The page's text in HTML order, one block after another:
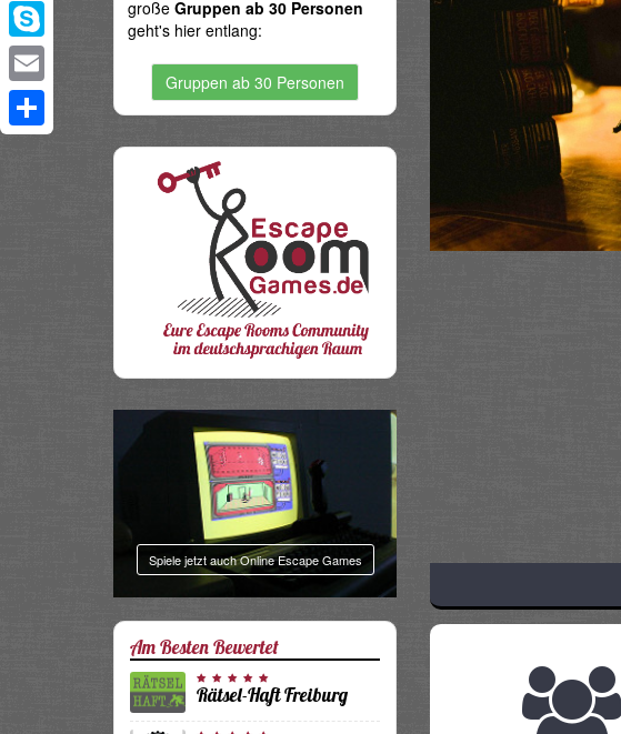
große Gruppen ab 30 Personen
geht's hier entlang:
Gruppen ab 30 Personen
Spiele jetzt auch Online Escape Games
Am Besten Bewertet
Rätsel-Haft Freiburg
WhatsApp
Skype
Email